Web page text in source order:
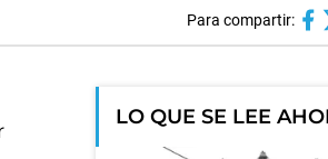
Para compartir:
LO QUE SE LEE